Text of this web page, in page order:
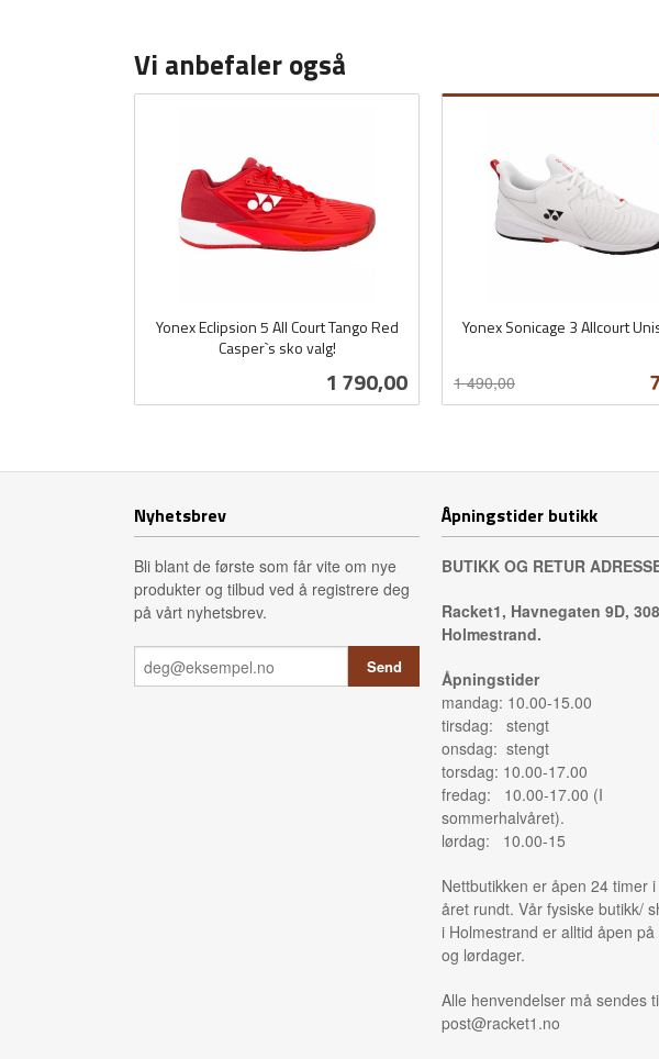
Vi anbefaler også
Yonex Eclipsion 5 All Court Tango Red
Casper`s sko valg!
Pris
1 790,00
Yonex Sonicage 3 Allcourt
1 490,00
Nyhetsbrev
Bli blant de første som får vite om nye
produkter og tilbud ved å registrere deg
på vårt nyhetsbrev.
Åpningstider butikk
BUTIKK OG RETUR
Racket1, Havnegaten 9D,
Holmestrand.
Åpningstider
mandag: 10.00-15.00
tirsdag: stengt
onsdag: stengt
torsdag: 10.00-17.00
fredag: 10.00-17.00 (I
sommerhalvåret).
lørdag: 10.00-15
Nettbutikken er åpen 24 timer
året rundt. Vår fysiske butikk/
i Holmestrand er alltid åpen
og lørdager.
Alle henvendelser må sendes
post@racket1.no